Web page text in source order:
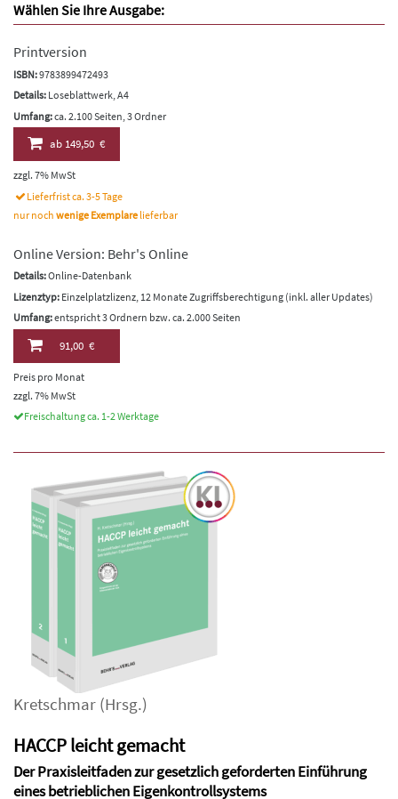
Wählen Sie Ihre Ausgabe:
Printversion
ISBN:9783899472493
Details: Loseblattwerk, A4
Umfang:ca. 2.100 Seiten, 3 Ordner
ab149,50 €
zzgl. 7% MwSt
Lieferfrist ca. 3-5 Tage
nur noch wenige Exemplare lieferbar
Online Version: Behr's Online
Details:Online-Datenbank
Lizenztyp: Einzelplatzlizenz, 12 Monate Zugriffsberechtigung (inkl. aller Updates)
Umfang:entspricht 3 Ordnern bzw. ca. 2.000 Seiten
91,00 €
Preis pro Monat
zzgl. 7% MwSt
Freischaltung ca. 1-2 Werktage
Kretschmar (Hrsg.)
HACCP leicht gemacht
Der Praxisleitfaden zur gesetzlich geforderten Einführung
eines betrieblichen Eigenkontrollsystems